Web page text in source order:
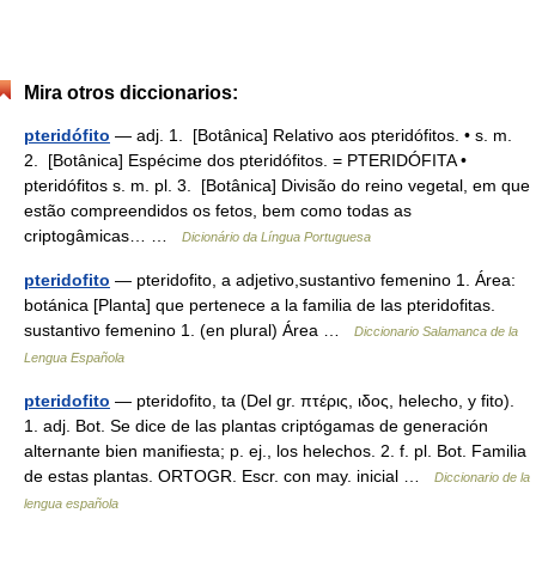
Mira otros diccionarios:
pteridófito — adj. 1. [Botânica] Relativo aos pteridófitos. • s. m.
2. [Botânica] Espécime dos pteridófitos. = PTERIDÓFITA •
pteridófitos s. m. pl. 3. [Botânica] Divisão do reino vegetal, em que
estão compreendidos os fetos, bem como todas as
criptogâmicas… …
Dicionário da Língua Portuguesa
pteridofito — pteridofito, a adjetivo,sustantivo femenino 1. Área:
botánica [Planta] que pertenece a la familia de las pteridofitas.
sustantivo femenino 1. (en plural) Área …
Diccionario Salamanca de la
Lengua Española
pteridofito — pteridofito, ta (Del gr. πτέρις, ιδος, helecho, y fito).
1. adj. Bot. Se dice de las plantas criptógamas de generación
alternante bien manifiesta; p. ej., los helechos. 2. f. pl. Bot. Familia
de estas plantas. ORTOGR. Escr. con may. inicial …
Diccionario de la
lengua española